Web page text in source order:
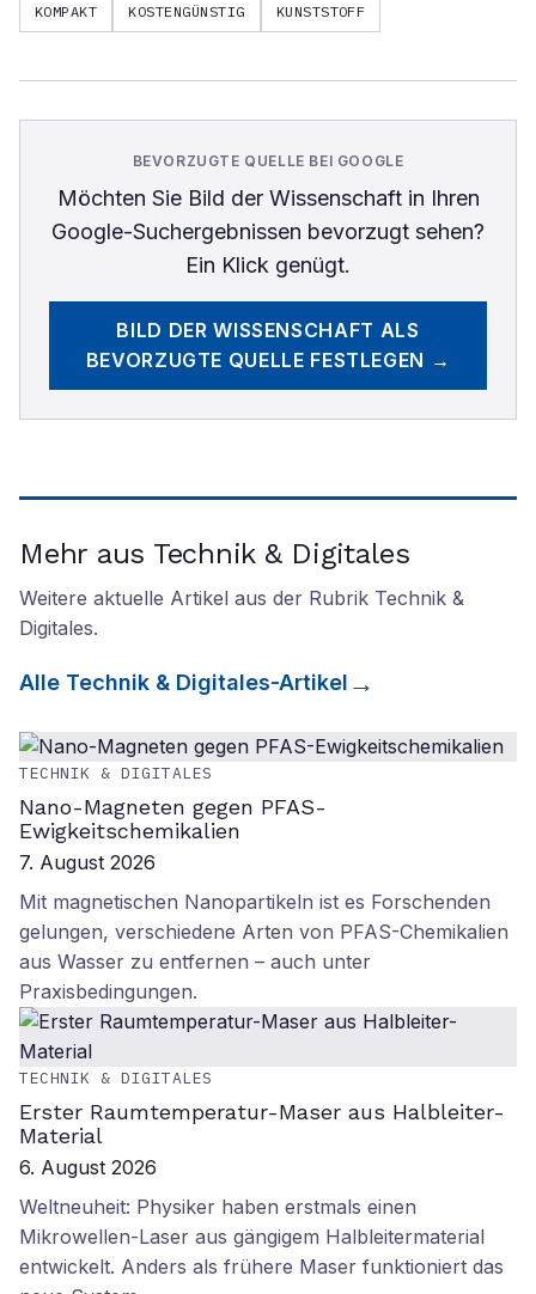
KOMPAKT KOSTENGÜNSTIG KUNSTSTOFF
BEVORZUGTE QUELLE BEI GOOGLE
Möchten Sie Bild der Wissenschaftin Ihren
Google-Suchergebnissen bevorzugt sehen?
Ein Klick genügt.
BILD DER WISSENSCHAFT ALS
BEVORZUGTE QUELLE FESTLEGEN →
Mehr aus Technik & Digitales
Weitere aktuelle Artikel aus der Rubrik Technik &
Digitales.
Alle Technik & Digitales-Artikel
TECHNIK & DIGITALES
Nano-Magneten gegen PFAS-
Ewigkeitschemikalien
7. August 2026
Mit magnetischen Nanopartikeln ist es Forschenden
gelungen, verschiedene Arten von PFAS-Chemikalien
aus Wasser zu entfernen – auch unter
Praxisbedingungen.
TECHNIK & DIGITALES
Erster Raumtemperatur-Maser aus Halbleiter-
Material
6. August 2026
Weltneuheit: Physiker haben erstmals einen
Mikrowellen-Laser aus gängigem Halbleitermaterial
entwickelt. Anders als frühere Maser funktioniert das